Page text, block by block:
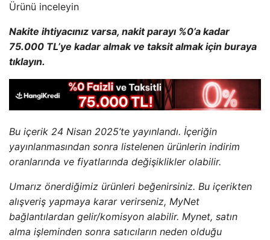
Ürünü inceleyin
Nakite ihtiyacınız varsa, nakit parayı %0’a kadar
75.000 TL’ye kadar almak ve taksit almak için buraya
tıklayın.
Bu içerik 24 Nisan 2025’te yayınlandı. İçeriğin
yayınlanmasından sonra listelenen ürünlerin indirim
oranlarında ve fiyatlarında değişiklikler olabilir.
Umarız önerdiğimiz ürünleri beğenirsiniz. Bu içerikten
alışveriş yapmaya karar verirseniz, MyNet
bağlantılardan gelir/komisyon alabilir. Mynet, satın
alma işleminden sonra satıcıların neden olduğu